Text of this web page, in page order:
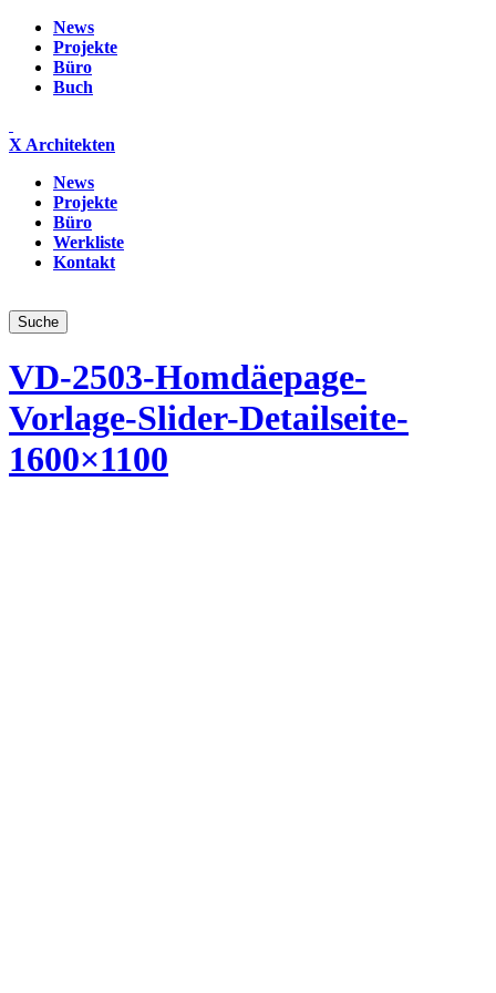
News
Projekte
Büro
Buch
X Architekten
News
Projekte
Büro
Werkliste
Kontakt
VD-2503-Homdäepage-
Vorlage-Slider-Detailseite-
1600×1100